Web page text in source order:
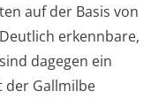
auf der Basis von
erkennbare,
dagegen ein
der Gallmilbe